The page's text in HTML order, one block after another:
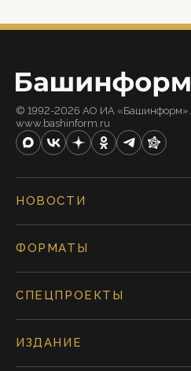
© 1992-2026 АО ИА «Башинформ».
www.bashinform.ru
НОВОСТИ
ФОРМАТЫ
СПЕЦПРОЕКТЫ
ИЗДАНИЕ